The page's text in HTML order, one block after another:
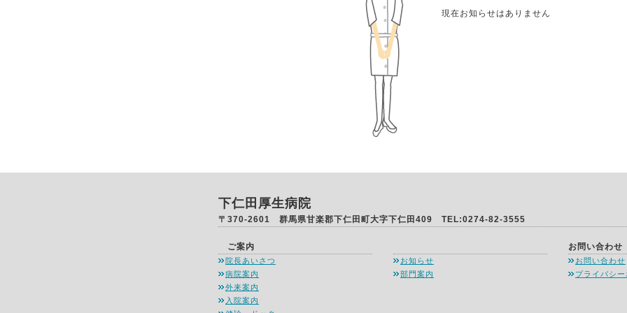
現在お知らせはありません
下仁田厚生病院
〒370-2601 群馬県甘楽郡下仁田町大字下仁田409 TEL:0274-82-3555
ご案内
院長あいさつ
病院案内
外来案内
入院案内
お知らせ
部門案内
お問い合わせ
お問い合わせ
プライバシー